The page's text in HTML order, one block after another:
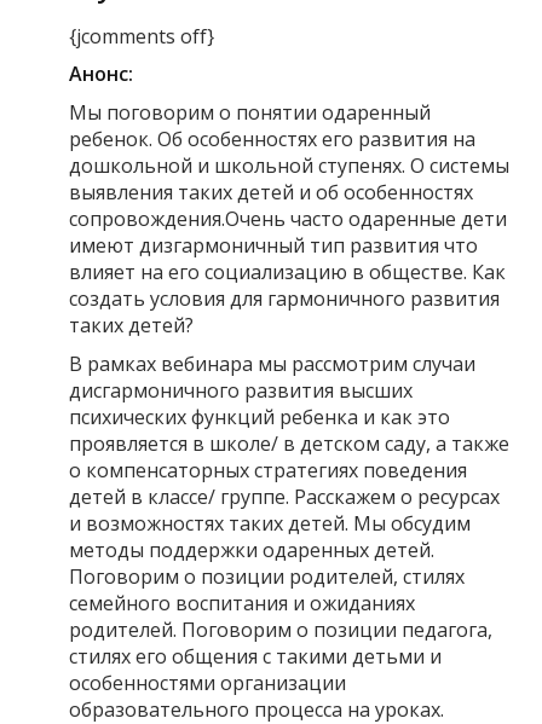
{jcomments off}
Анонс:
Мы поговорим о понятии одаренный
ребенок. Об особенностях его развития на
дошкольной и школьной ступенях. О системы
выявления таких детей и об особенностях
сопровождения.Очень часто одаренные дети
имеют дизгармоничный тип развития что
влияет на его социализацию в обществе. Как
создать условия для гармоничного развития
таких детей?
В рамках вебинара мы рассмотрим случаи
дисгармоничного развития высших
психических функций ребенка и как это
проявляется в школе/ в детском саду, а также
о компенсаторных стратегиях поведения
детей в классе/ группе. Расскажем о ресурсах
и возможностях таких детей. Мы обсудим
методы поддержки одаренных детей.
Поговорим о позиции родителей, стилях
семейного воспитания и ожиданиях
родителей. Поговорим о позиции педагога,
стилях его общения с такими детьми и
особенностями организации
образовательного процесса на уроках.